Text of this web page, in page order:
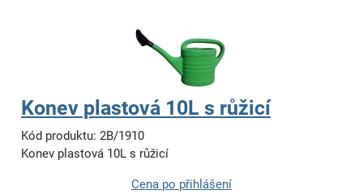
Konev plastová 10L s růžicí
Kód produktu: 2B/1910
Konev plastová 10L s růžicí
Cena po přihlášení